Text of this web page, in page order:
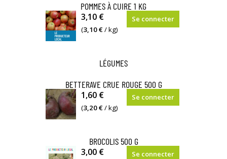
Cox
POMMES À CUIRE 1 KG
La
Boskoop
est
cuire
par
excellence
de
3,10 €
(3,10 €/ kg)
Se connecter
LÉGUMES
BETTERAVE CRUE ROUGE 500 G
1,60 €
(3,20 €/ kg)
Se connecter
BROCOLIS 500 G
3,00 €
Se connecter